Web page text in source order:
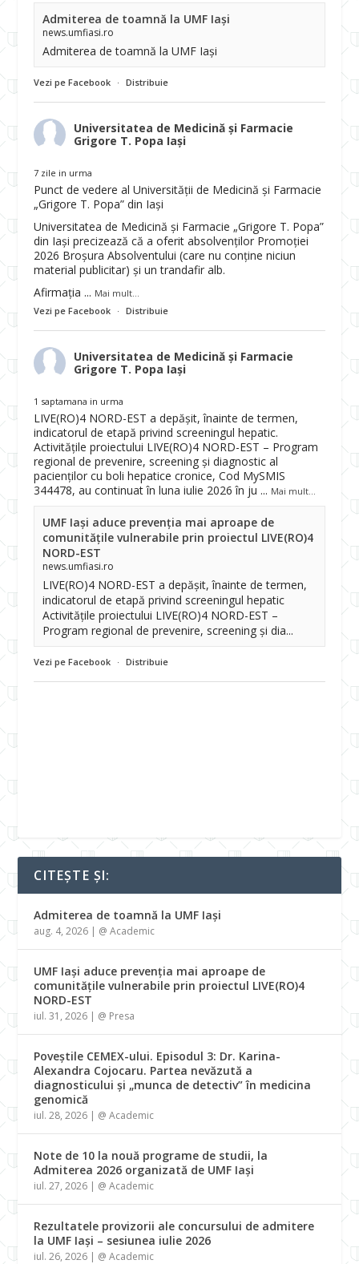
Admiterea de toamnă la UMF Iași
news.umfiasi.ro
Admiterea de toamnă la UMF Iași
Vezi pe Facebook · Distribuie
Universitatea de Medicină și Farmacie
Grigore T. Popa Iași
7 zile in urma
Punct de vedere al Universității de Medicină și Farmacie
„Grigore T. Popa” din Iași
Universitatea de Medicină și Farmacie „Grigore T. Popa”
din Iași precizează că a oferit absolvenților Promoției
2026 Broșura Absolventului (care nu conține niciun
material publicitar) și un trandafir alb.
Afirmația ... Mai mult...
Vezi pe Facebook · Distribuie
Universitatea de Medicină și Farmacie
Grigore T. Popa Iași
1 saptamana in urma
LIVE(RO)4 NORD-EST a depășit, înainte de termen,
indicatorul de etapă privind screeningul hepatic.
Activitățile proiectului LIVE(RO)4 NORD-EST – Program
regional de prevenire, screening și diagnostic al
pacienților cu boli hepatice cronice, Cod MySMIS
344478, au continuat în luna iulie 2026 în ju ... Mai mult...
UMF Iași aduce prevenția mai aproape de
comunitățile vulnerabile prin proiectul LIVE(RO)4
NORD-EST
news.umfiasi.ro
LIVE(RO)4 NORD-EST a depășit, înainte de termen,
indicatorul de etapă privind screeningul hepatic
Activitățile proiectului LIVE(RO)4 NORD-EST –
Program regional de prevenire, screening și dia...
Vezi pe Facebook · Distribuie
CITEȘTE ȘI:
Admiterea de toamnă la UMF Iași
aug. 4, 2026 | @ Academic
UMF Iași aduce prevenția mai aproape de
comunitățile vulnerabile prin proiectul LIVE(RO)4
NORD-EST
iul. 31, 2026 | @ Presa
Poveștile CEMEX-ului. Episodul 3: Dr. Karina-
Alexandra Cojocaru. Partea nevăzută a
diagnosticului și „munca de detectiv” în medicina
genomică
iul. 28, 2026 | @ Academic
Note de 10 la nouă programe de studii, la
Admiterea 2026 organizată de UMF Iași
iul. 27, 2026 | @ Academic
Rezultatele provizorii ale concursului de admitere
la UMF Iași – sesiunea iulie 2026
iul. 26, 2026 | @ Academic